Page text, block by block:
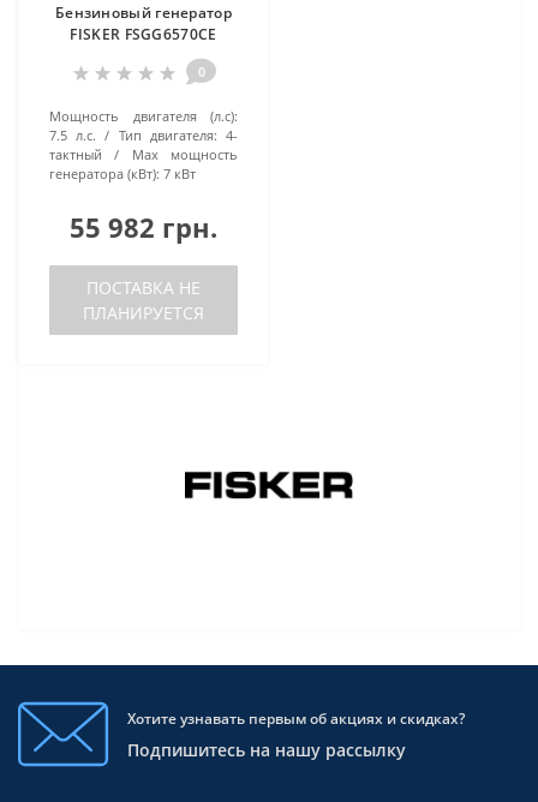
Бензиновый генератор
FISKER FSGG6570CE
0
Мощность двигателя (л.с):
7.5 л.с.
Тип двигателя: 4-
тактный
Маx мощность
генератора (кВт): 7 кВт
55 982 грн.
ПОСТАВКА НЕ
ПЛАНИРУЕТСЯ
Хотите узнавать первым об акциях и скидках?
Подпишитесь на нашу рассылку